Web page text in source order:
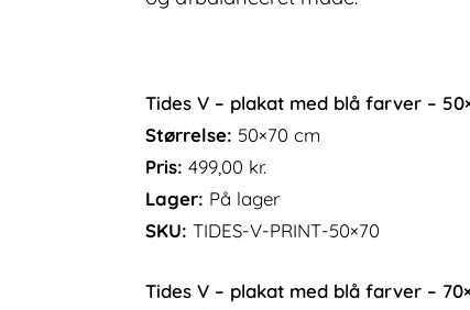
Tides V – plakat med blå farver –
Størrelse: 50×70 cm
Pris: 499,00 kr.
Lager: På lager
SKU: TIDES-V-PRINT-50×70
Tides V – plakat med blå farver –